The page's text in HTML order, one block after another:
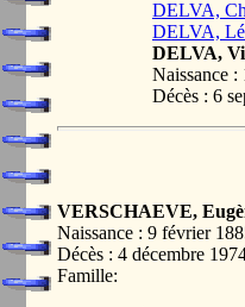
DELVA,
DELVA,
DELVA,
Naissance
Décès : 6
VERSCHAEVE,
Naissance : 9 février
Décès : 4 décembre
Famille: